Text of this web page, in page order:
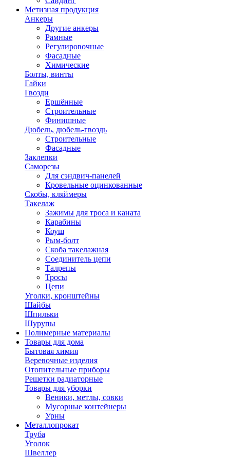
Метизная продукция
Анкеры
Другие анкеры
Рамные
Регулировочные
Фасадные
Химические
Болты, винты
Гайки
Гвозди
Ершённые
Строительные
Финишные
Дюбель, дюбель-гвоздь
Строительные
Фасадные
Заклепки
Саморезы
Для сэндвич-панелей
Кровельные оцинкованные
Скобы, кляймеры
Такелаж
Зажимы для троса и каната
Карабины
Коуш
Рым-болт
Скоба такелажная
Соединитель цепи
Талрепы
Тросы
Цепи
Уголки, кронштейны
Шайбы
Шпильки
Шурупы
Полимерные материалы
Товары для дома
Бытовая химия
Веревочные изделия
Отопительные приборы
Решетки радиаторные
Товары для уборки
Веники, метлы, совки
Мусорные контейнеры
Урны
Металлопрокат
Труба
Уголок
Швеллер